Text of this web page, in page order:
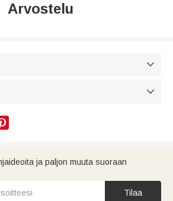
Arvostelu


ja paljon muuta suoraan
Tilaa